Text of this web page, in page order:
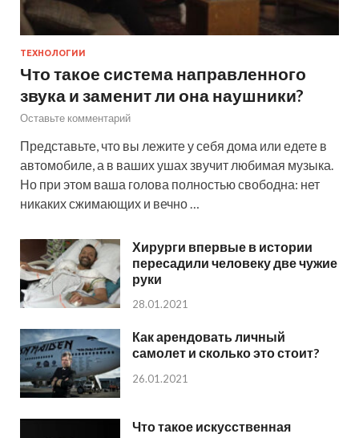
ТЕХНОЛОГИИ
Что такое система направленного
звука и заменит ли она наушники?
Оставьте комментарий
Представьте, что вы лежите у себя дома или едете в
автомобиле, а в ваших ушах звучит любимая музыка.
Но при этом ваша голова полностью свободна: нет
никаких сжимающих и вечно …
Хирурги впервые в истории
пересадили человеку две чужие
руки
28.01.2021
Как арендовать личный
самолет и сколько это стоит?
26.01.2021
Что такое искусственная